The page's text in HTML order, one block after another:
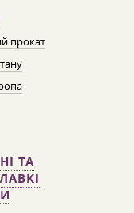
прокат
ТА